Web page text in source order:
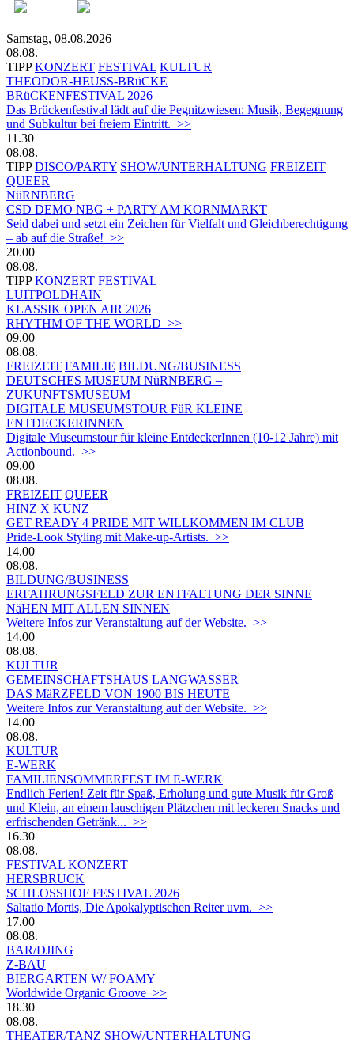
Samstag, 08.08.2026
08.08.
TIPP KONZERT FESTIVAL KULTUR
THEODOR-HEUSS-BRüCKE
BRüCKENFESTIVAL 2026
Das Brückenfestival lädt auf die Pegnitzwiesen: Musik, Begegnung
und Subkultur bei freiem Eintritt. >>
11.30
08.08.
TIPP DISCO/PARTY SHOW/UNTERHALTUNG FREIZEIT
QUEER
NüRNBERG
CSD DEMO NBG + PARTY AM KORNMARKT
Seid dabei und setzt ein Zeichen für Vielfalt und Gleichberechtigung
– ab auf die Straße! >>
20.00
08.08.
TIPP KONZERT FESTIVAL
LUITPOLDHAIN
KLASSIK OPEN AIR 2026
RHYTHM OF THE WORLD >>
09.00
08.08.
FREIZEIT FAMILIE BILDUNG/BUSINESS
DEUTSCHES MUSEUM NüRNBERG –
ZUKUNFTSMUSEUM
DIGITALE MUSEUMSTOUR FüR KLEINE
ENTDECKERINNEN
Digitale Museumstour für kleine EntdeckerInnen (10-12 Jahre) mit
Actionbound. >>
09.00
08.08.
FREIZEIT QUEER
HINZ X KUNZ
GET READY 4 PRIDE MIT WILLKOMMEN IM CLUB
Pride-Look Styling mit Make-up-Artists. >>
14.00
08.08.
BILDUNG/BUSINESS
ERFAHRUNGSFELD ZUR ENTFALTUNG DER SINNE
NäHEN MIT ALLEN SINNEN
Weitere Infos zur Veranstaltung auf der Website. >>
14.00
08.08.
KULTUR
GEMEINSCHAFTSHAUS LANGWASSER
DAS MäRZFELD VON 1900 BIS HEUTE
Weitere Infos zur Veranstaltung auf der Website. >>
14.00
08.08.
KULTUR
E-WERK
FAMILIENSOMMERFEST IM E-WERK
Endlich Ferien! Zeit für Spaß, Erholung und gute Musik für Groß
und Klein, an einem lauschigen Plätzchen mit leckeren Snacks und
erfrischenden Getränk... >>
16.30
08.08.
FESTIVAL KONZERT
HERSBRUCK
SCHLOSSHOF FESTIVAL 2026
Saltatio Mortis, Die Apokalyptischen Reiter uvm. >>
17.00
08.08.
BAR/DJING
Z-BAU
BIERGARTEN W/ FOAMY
Worldwide Organic Groove >>
18.30
08.08.
THEATER/TANZ SHOW/UNTERHALTUNG